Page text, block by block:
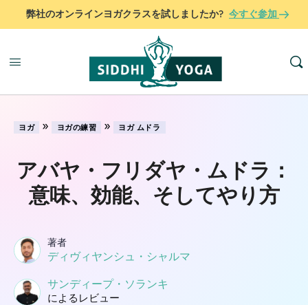
弊社のオンラインヨガクラスを試しましたか? 今すぐ参加
ヨガ » ヨガの練習 » ヨガ ムドラ
アバヤ・フリダヤ・ムドラ：
意味、効能、そしてやり方
著者
ディヴィヤンシュ・シャルマ
サンディープ・ソランキ
によるレビュー